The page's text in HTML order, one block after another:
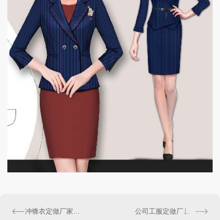
冲锋衣定做厂家的款式如何挑选，重视什么？ 公司工服定做厂家的功能性特点介绍